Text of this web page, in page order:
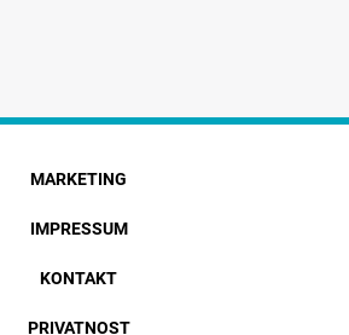
MARKETING
IMPRESSUM
KONTAKT
PRIVATNOST